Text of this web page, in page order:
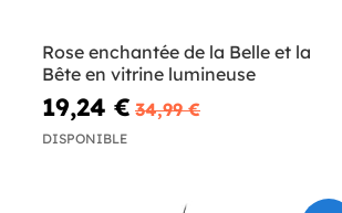
Rose enchantée de la Belle et la
Bête en vitrine lumineuse
19,24 € 34,99 €
DISPONIBLE